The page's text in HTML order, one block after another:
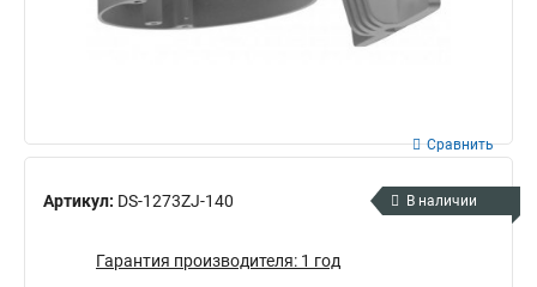
Артикул: DS-1273ZJ-140
Сравнить
В наличии
Гарантия производителя: 1 год